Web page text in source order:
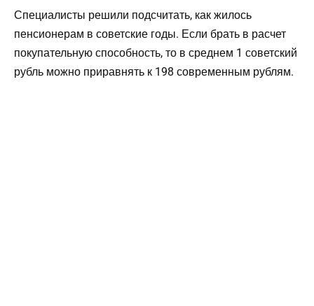
Специалисты решили подсчитать, как жилось
пенсионерам в советские годы. Если брать в расчет
покупательную способность, то в среднем 1 советский
рубль можно приравнять к 198 современным рублям.